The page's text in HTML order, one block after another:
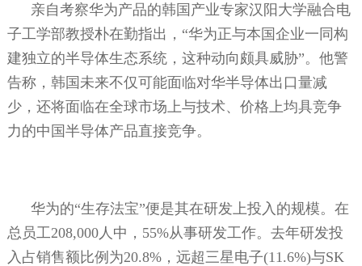
亲自考察华为产品的韩国产业专家汉阳大学融合电
子工学部教授朴在勤指出，“华为正与本国企业一同构
建独立的半导体生态系统，这种动向颇具威胁”。他警
告称，韩国未来不仅可能面临对华半导体出口量减
少，还将面临在全球市场上与技术、价格上均具竞争
力的中国半导体产品直接竞争。
华为的“生存法宝”便是其在研发上投入的规模。在
总员工208,000人中， 55%从事研发工作。去年研发投
入占销售额比例为20.8%，远超三星电子(11.6%)与SK